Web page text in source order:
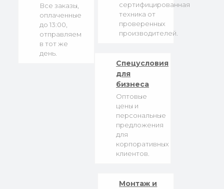
Все заказы,
оплаченные
до 13:00,
отправляем
в тот же
день.
сертифицированная
техника от
проверенных
производителей.
Спецусловия
для
бизнеса
Оптовые
цены и
персональные
предложения
для
корпоративных
клиентов.
Монтаж и